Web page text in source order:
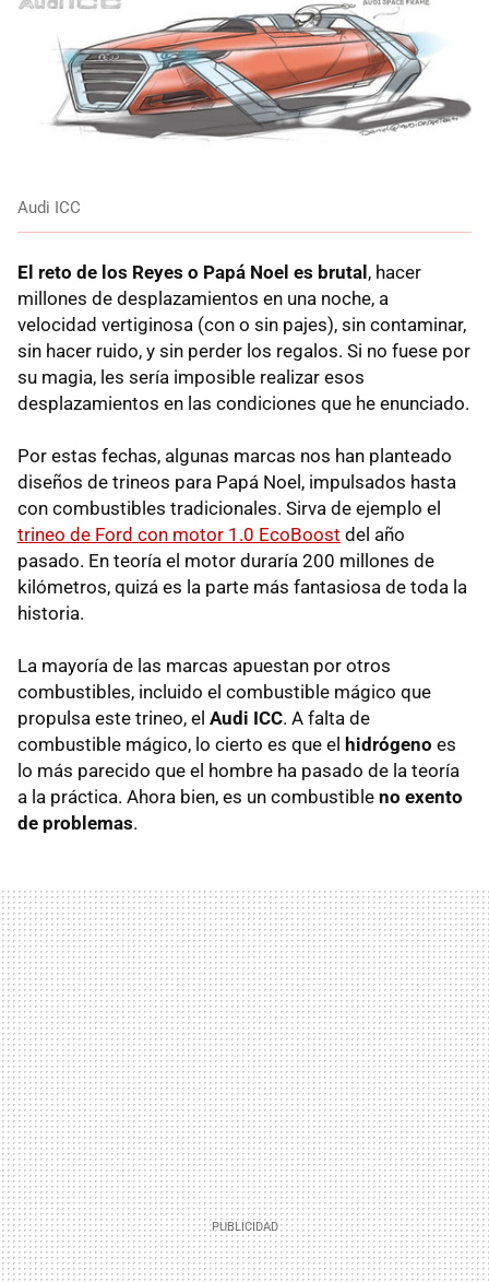
Audi ICC
El reto de los Reyes o Papá Noel es brutal , hacer
millones de desplazamientos en una noche, a
velocidad vertiginosa (con o sin pajes), sin contaminar,
sin hacer ruido, y sin perder los regalos. Si no fuese por
su magia, les sería imposible realizar esos
desplazamientos en las condiciones que he enunciado.
Por estas fechas, algunas marcas nos han planteado
diseños de trineos para Papá Noel, impulsados hasta
con combustibles tradicionales. Sirva de ejemplo el
trineo de Ford con motor 1.0 EcoBoost del año
pasado. En teoría el motor duraría 200 millones de
kilómetros, quizá es la parte más fantasiosa de toda la
historia.
La mayoría de las marcas apuestan por otros
combustibles, incluido el combustible mágico que
propulsa este trineo, el Audi ICC. A falta de
combustible mágico, lo cierto es que el hidrógeno es
lo más parecido que el hombre ha pasado de la teoría
a la práctica. Ahora bien, es un combustible no exento
de problemas.